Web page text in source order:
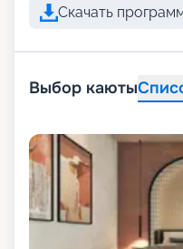
Скачать
Выбор каюты